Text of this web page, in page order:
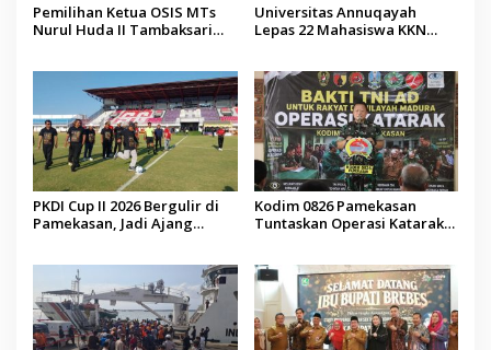
Pemilihan Ketua OSIS MTs
Nurul Huda II Tambaksari
Universitas Annuqayah
Lepas 22 Mahasiswa KKN
PKDI Cup II 2026 Bergulir di
Pamekasan, Jadi Ajang
Kodim 0826 Pamekasan
Tuntaskan Operasi Katarak